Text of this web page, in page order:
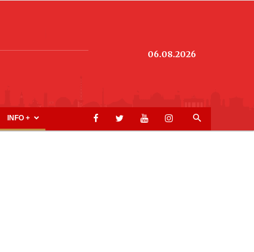
06.08.2026
INFO +